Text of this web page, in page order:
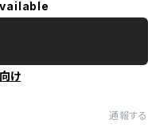
け
通報する